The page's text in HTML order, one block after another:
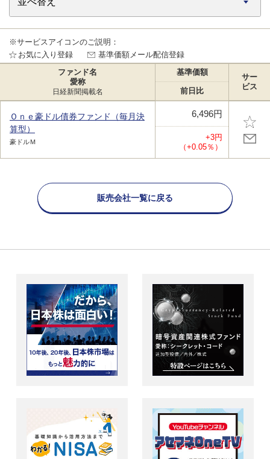
※サービスアイコンのご説明：
お気に入り登録
基準価額メール配信登録
ファンド名
愛称
日経新聞掲載名
基準価額
サー
ビス
前日比
Ｏｎｅ豪ドル債券ファンド（毎月決
算型）
豪ドルＭ
6,496円
+3円
（+0.05％）
販売会社一覧に戻る